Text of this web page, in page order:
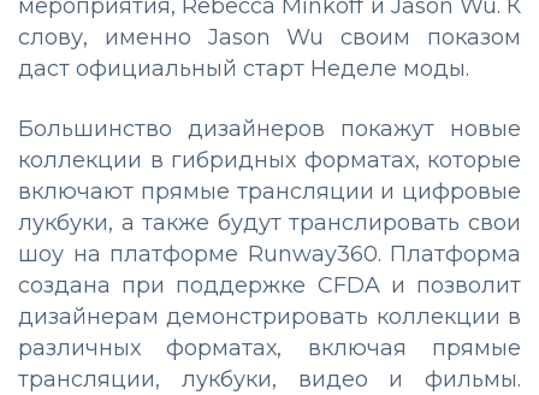
мероприятия, Rebecca Minkoff и Jason Wu. К
слову, именно Jason Wu своим показом
даст официальный старт Неделе моды.
Большинство дизайнеров покажут новые
коллекции в гибридных форматах, которые
включают прямые трансляции и цифровые
лукбуки, а также будут транслировать свои
шоу на платформе Runway360. Платформа
создана при поддержке CFDA и позволит
дизайнерам демонстрировать коллекции в
различных форматах, включая прямые
трансляции, лукбуки, видео и фильмы.